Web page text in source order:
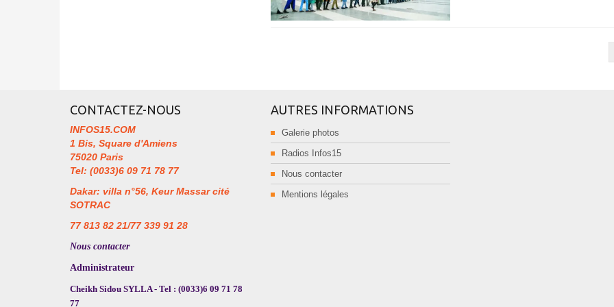
CONTACTEZ-NOUS
INFOS15.COM
1 Bis, Square d'Amiens
75020 Paris
Tel: (0033)6 09 71 78 77
Dakar: villa n°56, Keur Massar cité
SOTRAC
77 813 82 21/77 339 91 28
Nous contacter
Administrateur
Cheikh Sidou SYLLA - Tel : (0033)6 09 71 78
77
AUTRES INFORMATIONS
Galerie photos
Radios Infos15
Nous contacter
Mentions légales